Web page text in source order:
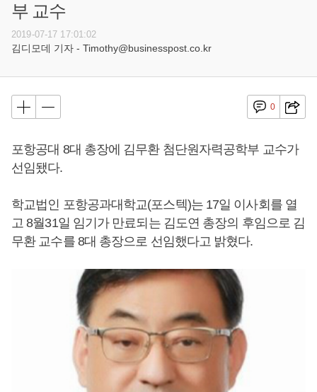
부 교수
2019-07-17 17:01:02
김디모데 기자 - Timothy@businesspost.co.kr
0
포항공대 8대 총장에 김무환 첨단원자력공학부 교수가
선임됐다.
학교법인 포항공과대학교(포스텍)는 17일 이사회를 열
고 8월31일 임기가 만료되는 김도연 총장의 후임으로 김
무환 교수를 8대 총장으로 선임했다고 밝혔다.